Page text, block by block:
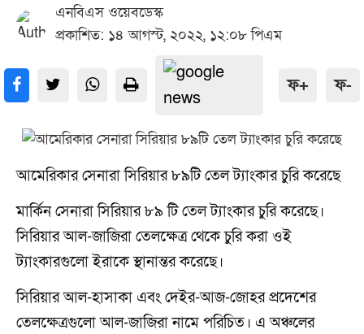
এনবিএস ওয়েবডেস্ক
প্রকাশিত: ১৪ আগস্ট, ২০২২, ১২:০৮ পিএম
ফ+ ফ-
আমেরিকার সেনারা সিরিয়ার ৮৯টি তেল ট্যাংকার চুরি করেছে
মার্কিন সেনারা সিরিয়ার ৮৯ টি তেল ট্যাংকার চুরি করেছে।
সিরিয়ার আল-জাজিরা তেলক্ষেত্র থেকে চুরি করা ওই
ট্যাংকারগুলো ইরাকে স্থানান্তর করেছে।
সিরিয়ার আল-হাসাকা এবং দেইর-আজ-জোহর প্রদেশের
তেলক্ষেত্রগুলো আল-জাজিরা নামে পরিচিত। এ অঞ্চলের